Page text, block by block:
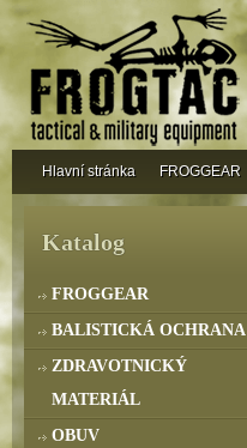
Katalog
FROGGEAR
BALISTICKÁ OCHRANA
ZDRAVOTNICKÝ
MATERIÁL
OBUV
Hlavní stránka FROGGEAR